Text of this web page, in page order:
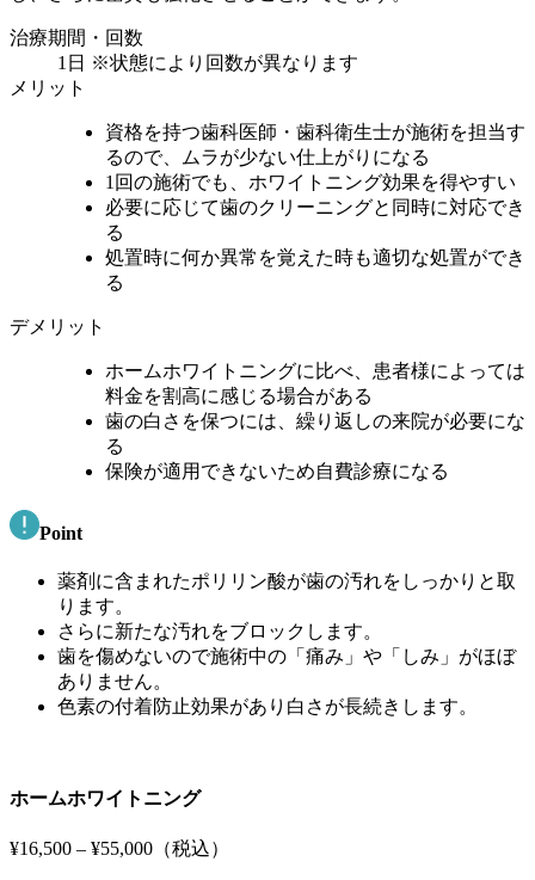
治療期間・回数
1日 ※状態により回数が異なります
メリット
資格を持つ歯科医師・歯科衛生士が施術を担当す
るので、ムラが少ない仕上がりになる
1回の施術でも、ホワイトニング効果を得やすい
必要に応じて歯のクリーニングと同時に対応でき
る
処置時に何か異常を覚えた時も適切な処置ができ
る
デメリット
ホームホワイトニングに比べ、患者様によっては
料金を割高に感じる場合がある
歯の白さを保つには、繰り返しの来院が必要にな
る
保険が適用できないため自費診療になる
Point
薬剤に含まれたポリリン酸が歯の汚れをしっかりと取
ります。
さらに新たな汚れをブロックします。
歯を傷めないので施術中の「痛み」や「しみ」がほぼ
ありません。
色素の付着防止効果があり白さが長続きします。
ホームホワイトニング
¥16,500 – ¥55,000 （税込）